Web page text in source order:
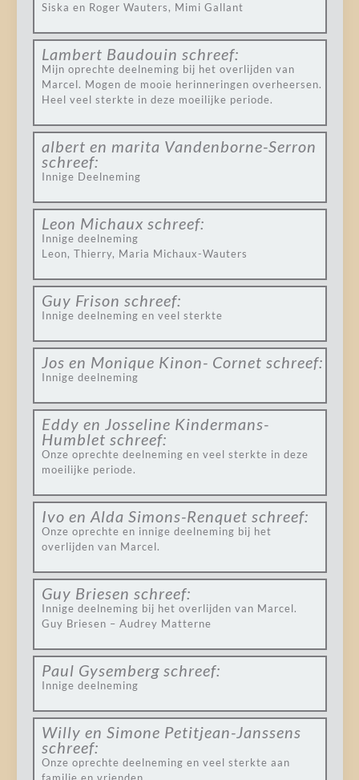
Siska en Roger Wauters, Mimi Gallant
Lambert Baudouin schreef:
Mijn oprechte deelneming bij het overlijden van
Marcel. Mogen de mooie herinneringen overheersen.
Heel veel sterkte in deze moeilijke periode.
albert en marita Vandenborne-Serron
schreef:
Innige Deelneming
Leon Michaux schreef:
Innige deelneming
Leon, Thierry, Maria Michaux-Wauters
Guy Frison schreef:
Innige deelneming en veel sterkte
Jos en Monique Kinon- Cornet schreef:
Innige deelneming
Eddy en Josseline Kindermans-
Humblet schreef:
Onze oprechte deelneming en veel sterkte in deze
moeilijke periode.
Ivo en Alda Simons-Renquet schreef:
Onze oprechte en innige deelneming bij het
overlijden van Marcel.
Guy Briesen schreef:
Innige deelneming bij het overlijden van Marcel.
Guy Briesen – Audrey Matterne
Paul Gysemberg schreef:
Innige deelneming
Willy en Simone Petitjean-Janssens
schreef:
Onze oprechte deelneming en veel sterkte aan